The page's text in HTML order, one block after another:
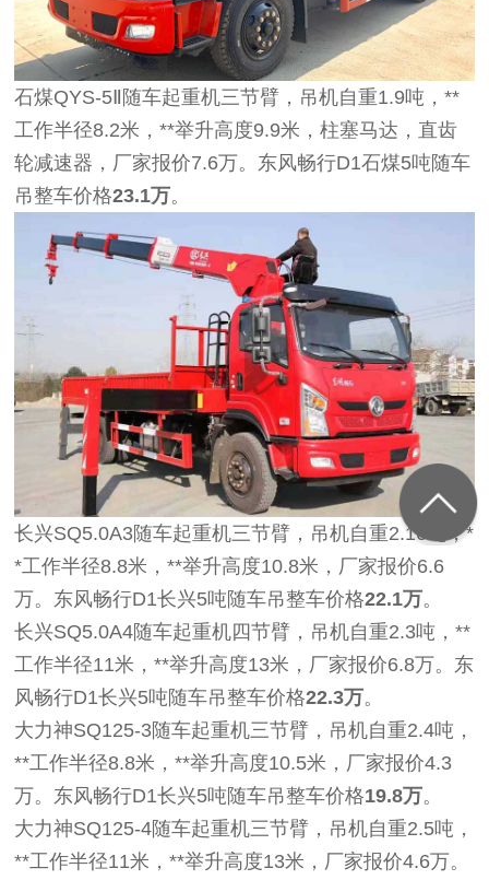
石煤QYS-5Ⅱ随车起重机三节臂，吊机自重1.9吨，**
工作半径8.2米，**举升高度9.9米，柱塞马达，直齿
轮减速器，厂家报价7.6万。东风畅行D1石煤5吨随车
吊整车价格23.1万。
长兴SQ5.0A3随车起重机三节臂，吊机自重2.16吨，*
*工作半径8.8米，**举升高度10.8米，厂家报价6.6
万。东风畅行D1长兴5吨随车吊整车价格22.1万。
长兴SQ5.0A4随车起重机四节臂，吊机自重2.3吨，**
工作半径11米，**举升高度13米，厂家报价6.8万。东
风畅行D1长兴5吨随车吊整车价格22.3万。
大力神SQ125-3随车起重机三节臂，吊机自重2.4吨，
**工作半径8.8米，**举升高度10.5米，厂家报价4.3
万。东风畅行D1长兴5吨随车吊整车价格19.8万。
大力神SQ125-4随车起重机三节臂，吊机自重2.5吨，
**工作半径11米，**举升高度13米，厂家报价4.6万。